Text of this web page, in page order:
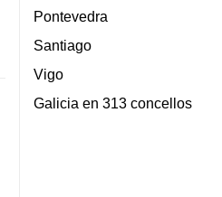
Pontevedra
Santiago
Vigo
Galicia en 313 concellos